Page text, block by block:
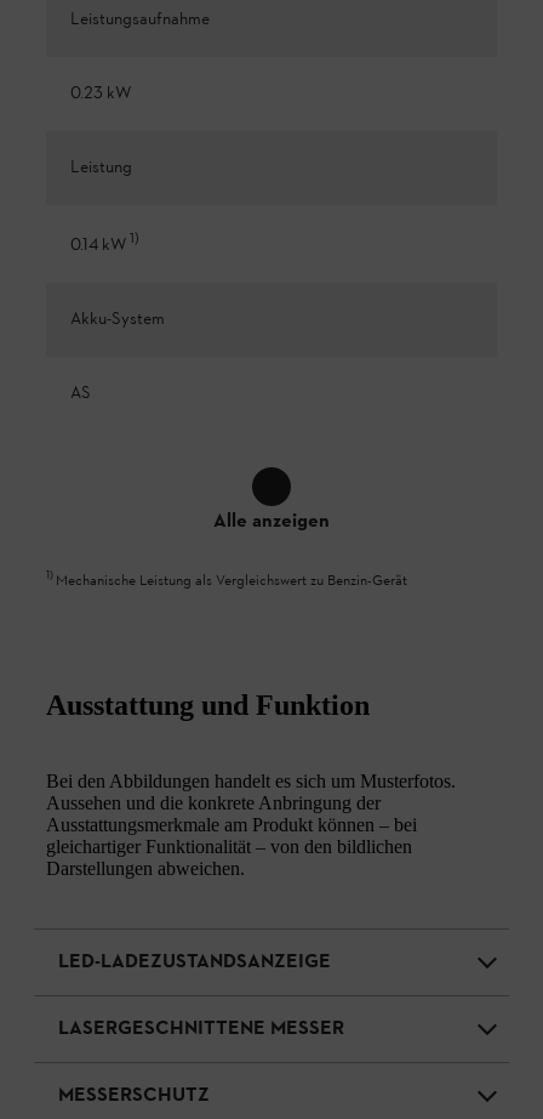
Leistungsaufnahme
0.23 kW
Leistung
0.14 kW1)
Akku-System
AS
Alle anzeigen
1) Mechanische Leistung als Vergleichswert zu Benzin-Gerät
Ausstattung und Funktion
Bei den Abbildungen handelt es sich um Musterfotos.
Aussehen und die konkrete Anbringung der
Ausstattungsmerkmale am Produkt können – bei
gleichartiger Funktionalität – von den bildlichen
Darstellungen abweichen.
LED-LADEZUSTANDSANZEIGE
LASERGESCHNITTENE MESSER
MESSERSCHUTZ